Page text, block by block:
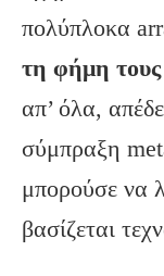
πολύπλοκα
τη φήμη
απ’ όλα,
σύμπραξη
μπορούσε να
βασίζεται